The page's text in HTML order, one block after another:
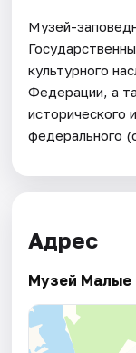
Музей-
культурного
Федерации, а
исторического
федерального
Адрес
Музей Малые